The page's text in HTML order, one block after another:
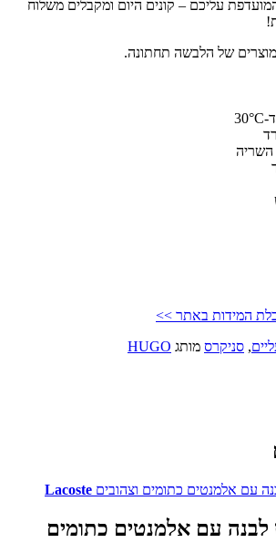
– קונים היום ומקבלים משלוח
תחתונה.
באתר >>
מותג HUGO
Lacoste
אלמנטים כתומים